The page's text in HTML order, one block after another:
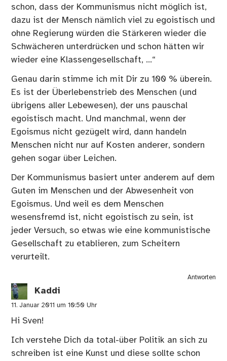
schon, dass der Kommunismus nicht möglich ist,
dazu ist der Mensch nämlich viel zu egoistisch und
ohne Regierung würden die Stärkeren wieder die
Schwächeren unterdrücken und schon hätten wir
wieder eine Klassengesellschaft, …“
Genau darin stimme ich mit Dir zu 100 % überein.
Es ist der Überlebenstrieb des Menschen (und
übrigens aller Lebewesen), der uns pauschal
egoistisch macht. Und manchmal, wenn der
Egoismus nicht gezügelt wird, dann handeln
Menschen nicht nur auf Kosten anderer, sondern
gehen sogar über Leichen.
Der Kommunismus basiert unter anderem auf dem
Guten im Menschen und der Abwesenheit von
Egoismus. Und weil es dem Menschen
wesensfremd ist, nicht egoistisch zu sein, ist
jeder Versuch, so etwas wie eine kommunistische
Gesellschaft zu etablieren, zum Scheitern
verurteilt.
Antworten
Kaddi
11. Januar 2011 um 10:50 Uhr
Hi Sven!
Ich verstehe Dich da total-über Politik an sich zu
schreiben ist eine Kunst und diese sollte schon